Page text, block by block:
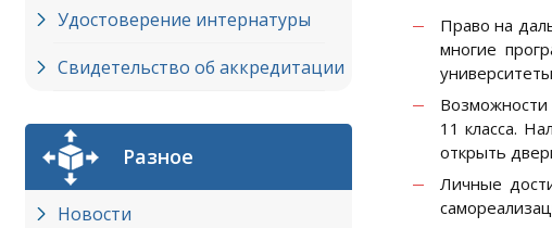
Удостоверение интернатуры
Свидетельство об аккредитации
Разное
Новости
Право на
многие
Возможности
11 класса.
открыть
Личные